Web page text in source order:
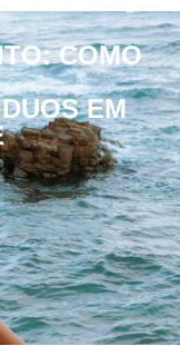
COMO
EM